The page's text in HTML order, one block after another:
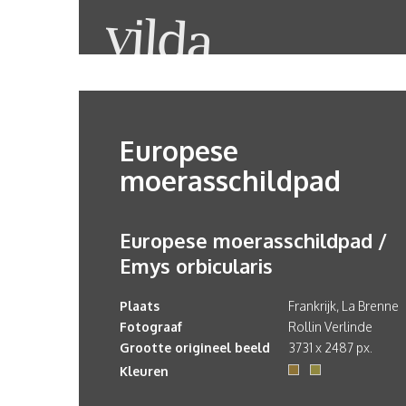
Europese
moerasschildpad
Europese moerasschildpad /
Emys orbicularis
Plaats
Frankrijk, La Brenne
Fotograaf
Rollin Verlinde
Grootte origineel beeld
3731 x 2487 px.
Kleuren